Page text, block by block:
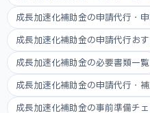
成長加速化補助金の申請代行・
成長加速化補助金の申請代行お
成長加速化補助金の必要書類一覧
成長加速化補助金の申請代行・補
成長加速化補助金の事前準備チ